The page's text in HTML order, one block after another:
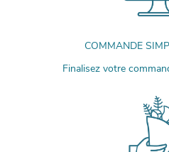
COMMANDE
Finalisez votre